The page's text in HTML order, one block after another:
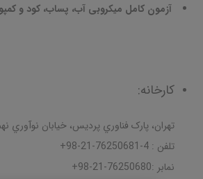
آزمون کامل میکروبی آب، پساب، کود و
کارخانه:
تهران، پارک فناوري پرديس، خيابان نوآوري نهم
تلفن : 4-76250681-21-98+
نمابر :76250680-21-98+